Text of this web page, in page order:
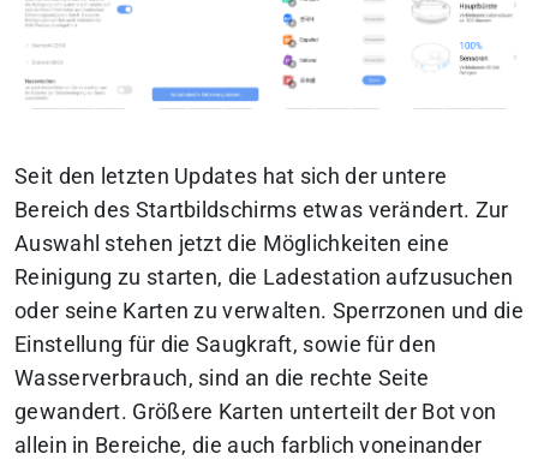
Seit den letzten Updates hat sich der untere
Bereich des Startbildschirms etwas verändert. Zur
Auswahl stehen jetzt die Möglichkeiten eine
Reinigung zu starten, die Ladestation aufzusuchen
oder seine Karten zu verwalten. Sperrzonen und die
Einstellung für die Saugkraft, sowie für den
Wasserverbrauch, sind an die rechte Seite
gewandert. Größere Karten unterteilt der Bot von
allein in Bereiche, die auch farblich voneinander